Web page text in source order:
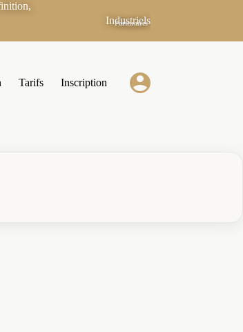
Industriels
Partenaires
Tarifs Inscription